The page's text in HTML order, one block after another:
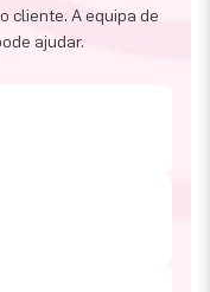
cliente. A equipa de
ajudar.